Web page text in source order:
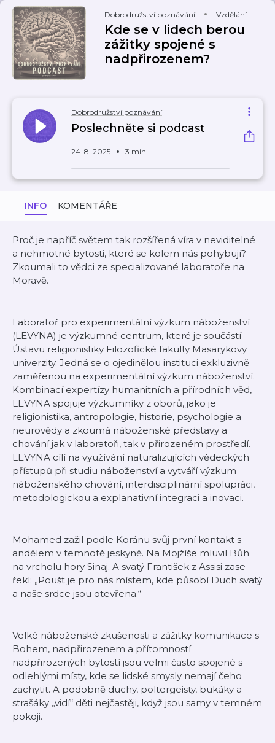
Dobrodružství poznávání Vzdělání
Kde se v lidech berou
zážitky spojené s
nadpřirozenem?
Dobrodružství poznávání
Poslechněte si podcast
24. 8. 2025 3 min
INFO KOMENTÁŘE
Proč je napříč světem tak rozšířená víra v neviditelné
a nehmotné bytosti, které se kolem nás pohybují?
Zkoumali to vědci ze specializované laboratoře na
Moravě.
Laboratoř pro experimentální výzkum náboženství
(LEVYNA) je výzkumné centrum, které je součástí
Ústavu religionistiky Filozofické fakulty Masarykovy
univerzity. Jedná se o ojedinělou instituci exkluzivně
zaměřenou na experimentální výzkum náboženství.
Kombinací expertízy humanitních a přírodních věd,
LEVYNA spojuje výzkumníky z oborů, jako je
religionistika, antropologie, historie, psychologie a
neurovědy a zkoumá náboženské představy a
chování jak v laboratoři, tak v přirozeném prostředí.
LEVYNA cílí na využívání naturalizujících vědeckých
přístupů při studiu náboženství a vytváří výzkum
náboženského chování, interdisciplinární spolupráci,
metodologickou a explanativní integraci a inovaci.
Mohamed zažil podle Koránu svůj první kontakt s
andělem v temnotě jeskyně. Na Mojžíše mluvil Bůh
na vrcholu hory Sinaj. A svatý František z Assisi zase
řekl: „Poušť je pro nás místem, kde působí Duch svatý
a naše srdce jsou otevřena.“
Velké náboženské zkušenosti a zážitky komunikace s
Bohem, nadpřirozenem a přítomností
nadpřirozených bytostí jsou velmi často spojené s
odlehlými místy, kde se lidské smysly nemají čeho
zachytit. A podobně duchy, poltergeisty, bukáky a
strašáky „vidí“ děti nejčastěji, když jsou samy v temném
pokoji.